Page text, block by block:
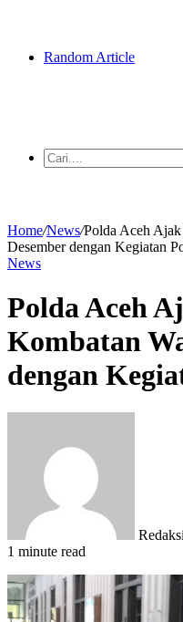
Random Article
Home/News/Polda Aceh
Desember dengan Kegiatan
News
Polda Aceh
Kombatan
dengan
Redaksi
1 minute read